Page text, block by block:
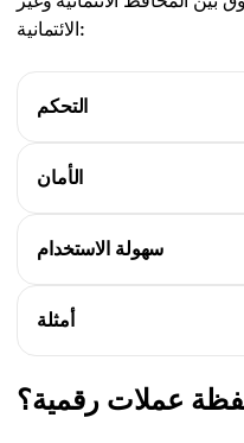
الائتمانية:
التحكم
المحافظ الائتمانية
المحافظ غير الائتمانية
الأمان
المحافظ الائتمانية
الخاصة بالطرف الثالث
المحافظ غير الائتمانية
سهولة الاستخدام
المحافظ الائتمانية
المحافظ غير الائتمانية
أمثلة
المحافظ الائتمانية
محافظ البرمجيات
عملات رقمية؟